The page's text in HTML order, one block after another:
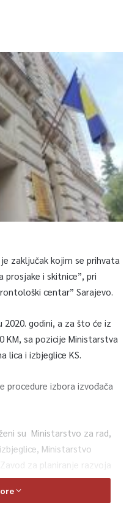
zaključak kojim se prihvata
i skitnice”, pri
centar” Sarajevo.
godini, a za što će iz
KM, sa pozicije Ministarstva
lica i izbjeglice KS.
procedure izbora izvođača
su Ministarstvo za rad,
Ministarstvo
za planiranje razvoja
centar” –
press KS.